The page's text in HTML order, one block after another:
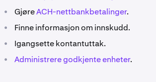
• GjøreACH-nettbankbetalinger.
• Finne informasjon om innskudd.
• Igangsette kontantuttak.
• Administrere godkjente enheter.